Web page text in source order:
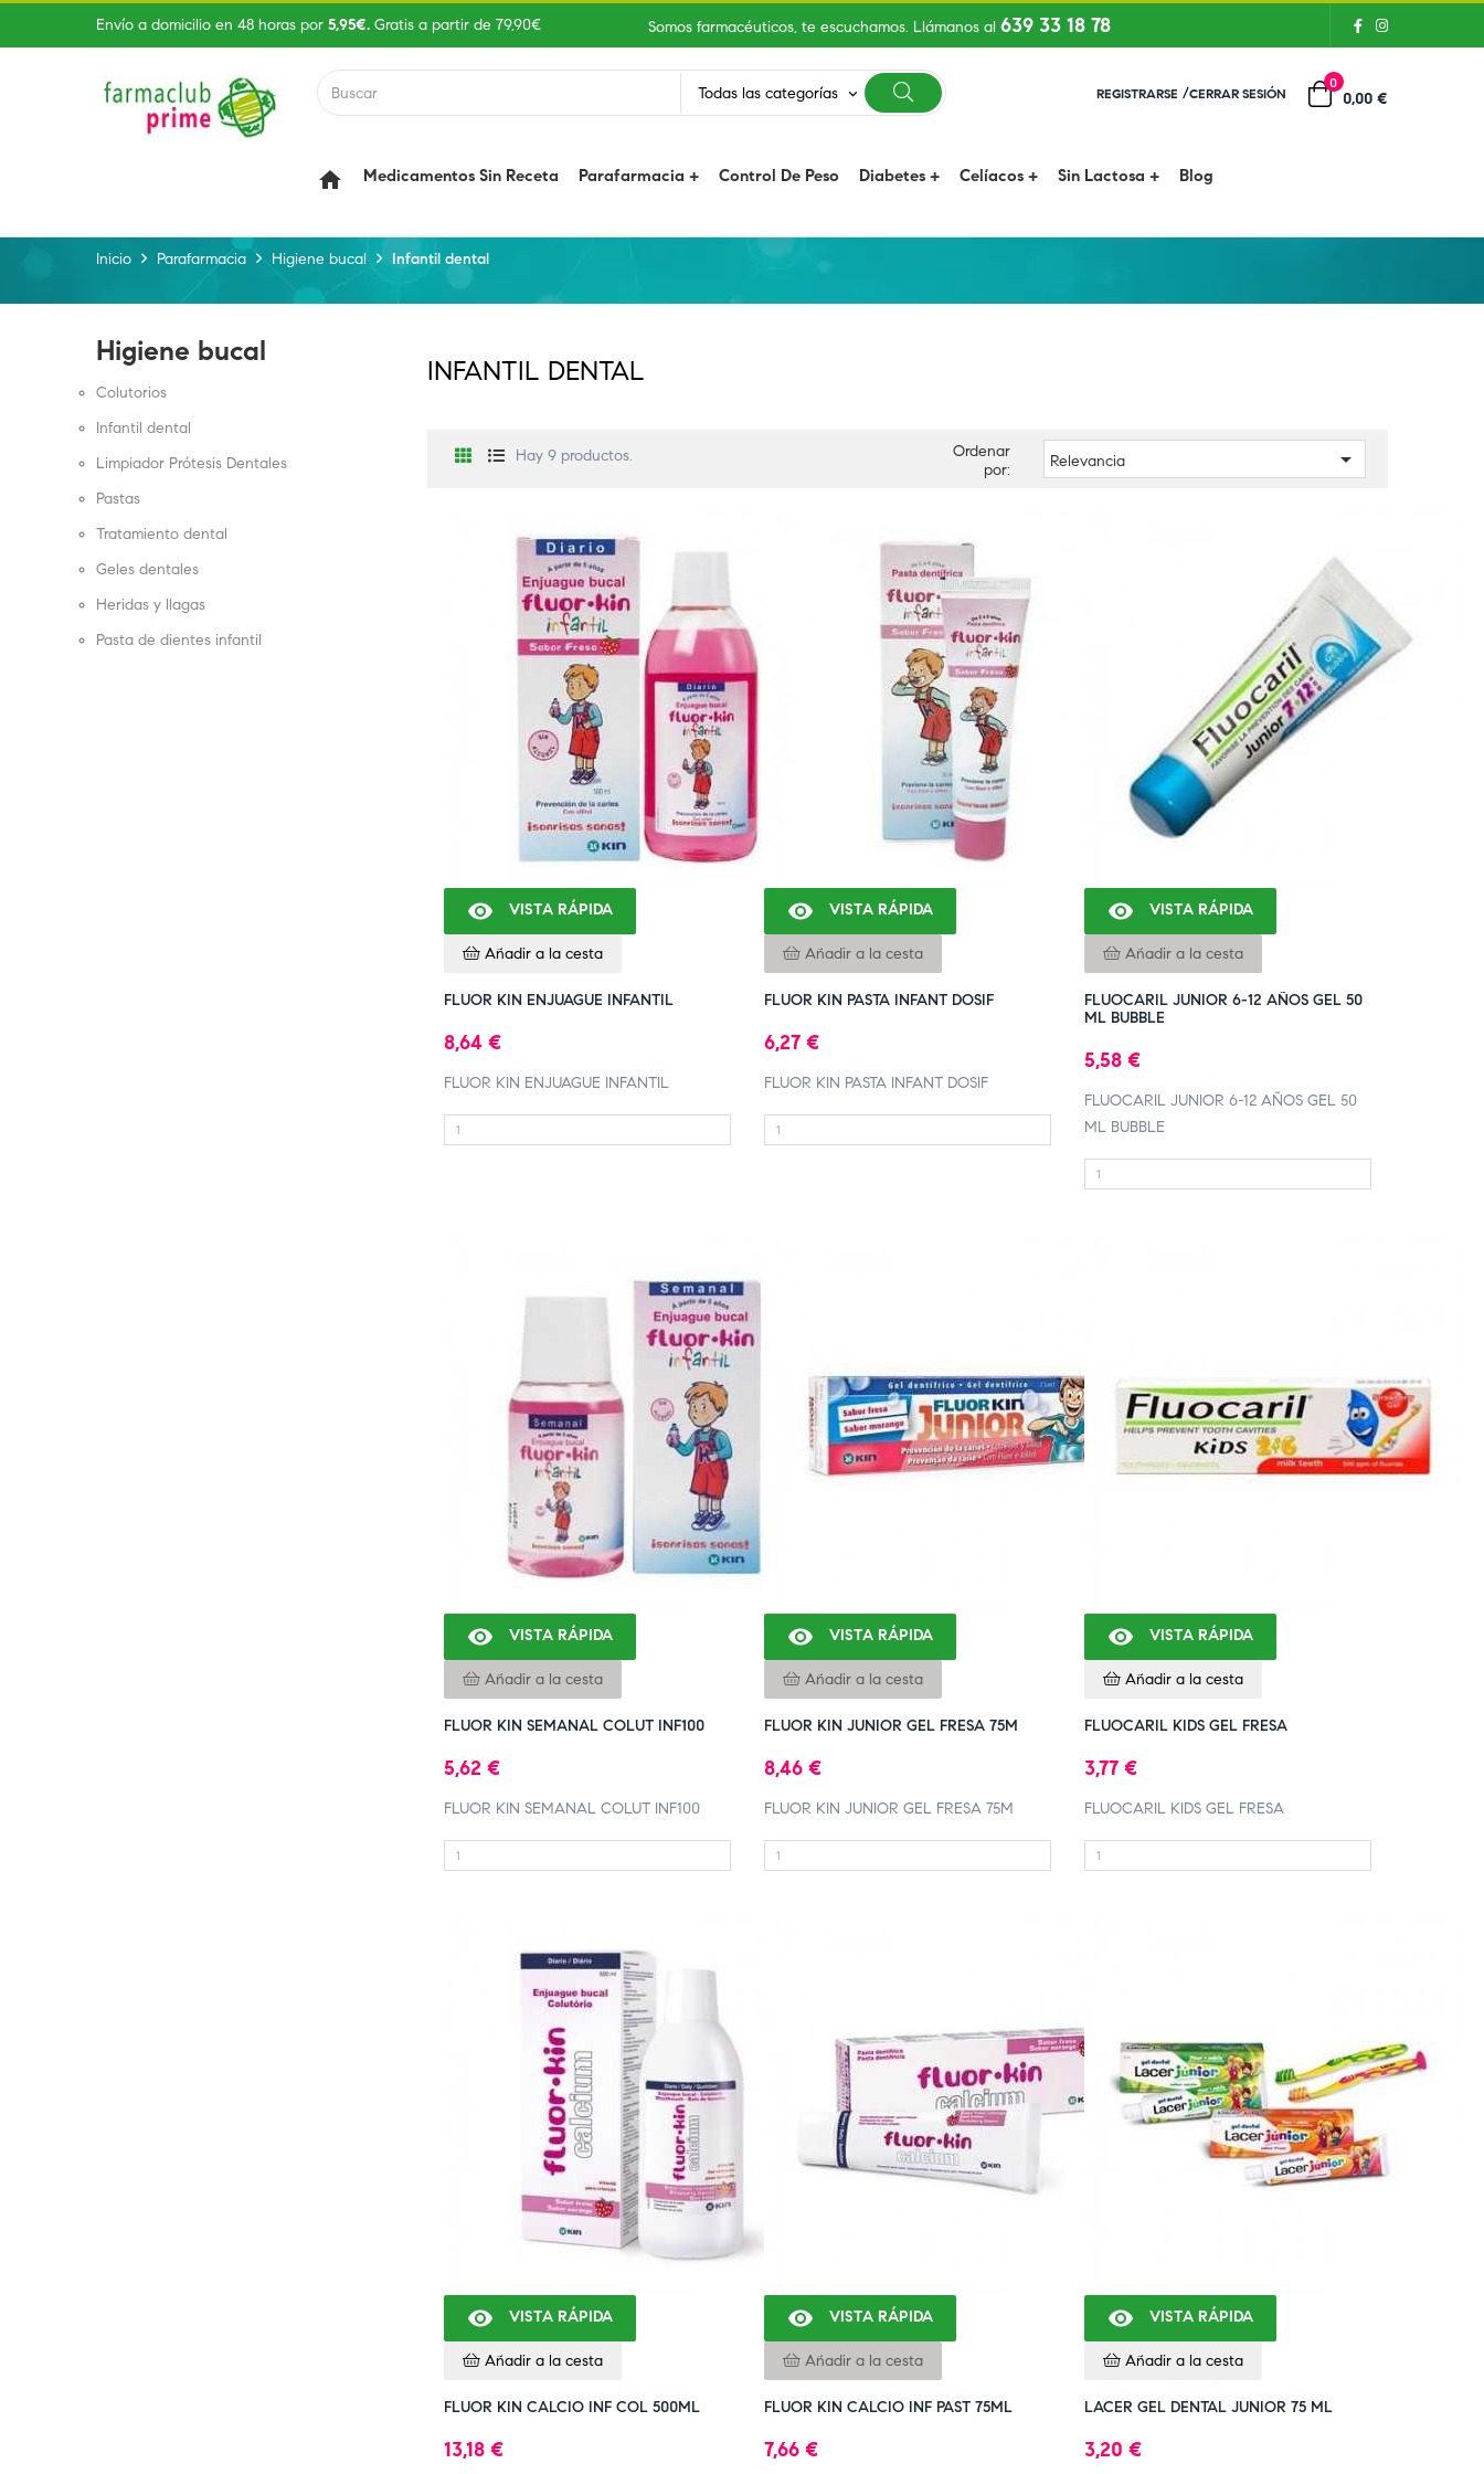
Envío a domicilio en 48 horas por 5,95€. Gratis a partir de 79,90€ Somos farmacéuticos, te escuchamos. Llámanos al 639 33 18 78
Todas las categorías keyboard_arrow_down REGISTRARSE /CERRAR SESIÓN
0
0,00 €
home Medicamentos Sin Receta Parafarmacia Control De Peso Diabetes Celíacos Sin Lactosa Blog
Inicio Parafarmacia Higiene bucal Infantil dental
Higiene bucal
Colutorios
Infantil dental
Limpiador Prótesis Dentales
Pastas
Tratamiento dental
Geles dentales
Heridas y llagas
Pasta de dientes infantil
INFANTIL DENTAL
Hay 9 productos.
Ordenar
por:
Relevancia 
 VISTA RÁPIDA
Añadir a la cesta
FLUOR KIN ENJUAGUE INFANTIL
8,64 €
FLUOR KIN ENJUAGUE INFANTIL
 VISTA RÁPIDA
Añadir a la cesta
FLUOR KIN PASTA INFANT DOSIF
6,27 €
FLUOR KIN PASTA INFANT DOSIF
 VISTA RÁPIDA
Añadir a la cesta
FLUOCARIL JUNIOR 6-12 AÑOS GEL 50
ML BUBBLE
5,58 €
FLUOCARIL JUNIOR 6-12 AÑOS GEL 50
ML BUBBLE
 VISTA RÁPIDA
Añadir a la cesta
FLUOR KIN SEMANAL COLUT INF100
5,62 €
FLUOR KIN SEMANAL COLUT INF100
 VISTA RÁPIDA
Añadir a la cesta
FLUOR KIN JUNIOR GEL FRESA 75M
8,46 €
FLUOR KIN JUNIOR GEL FRESA 75M
 VISTA RÁPIDA
Añadir a la cesta
FLUOCARIL KIDS GEL FRESA
3,77 €
FLUOCARIL KIDS GEL FRESA
 VISTA RÁPIDA
Añadir a la cesta
FLUOR KIN CALCIO INF COL 500ML
13,18 €
 VISTA RÁPIDA
Añadir a la cesta
FLUOR KIN CALCIO INF PAST 75ML
7,66 €
 VISTA RÁPIDA
Añadir a la cesta
LACER GEL DENTAL JUNIOR 75 ML
3,20 €